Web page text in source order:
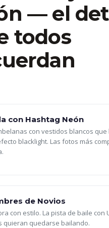
— el
todos
con Hashtag Neón
con vestidos blancos que
blacklight. Las fotos más
de Novios
con estilo. La pista de baile con
quieran quedarse bailando.